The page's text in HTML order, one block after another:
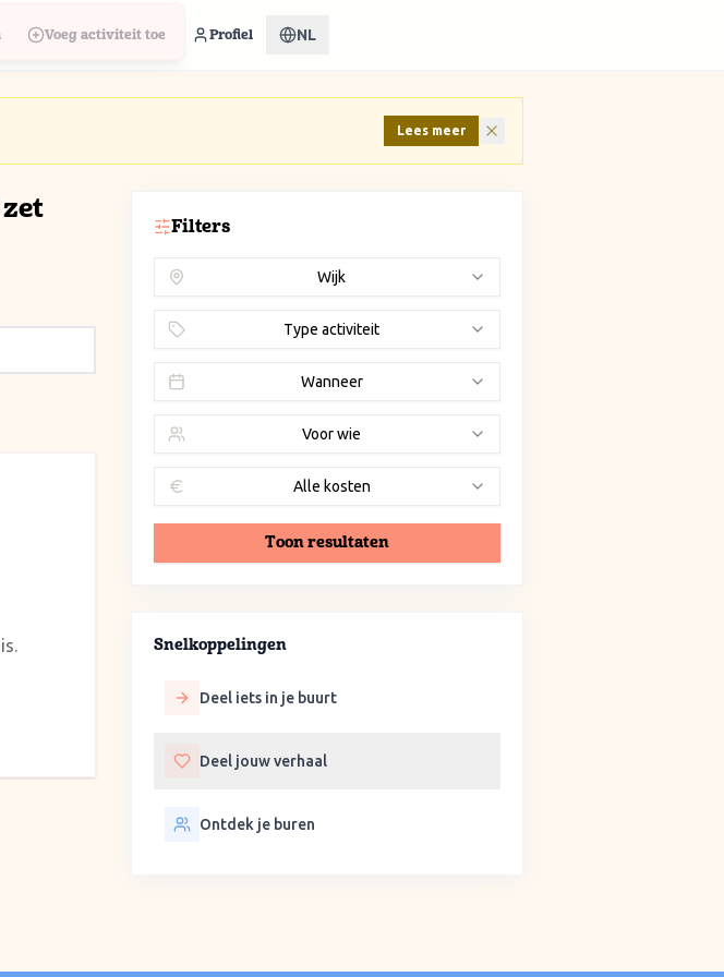
Voeg activiteit toe Profiel NL
Lees meer
Filters
Wijk
Type activiteit
Wanneer
Voor wie
Alle kosten
Toon resultaten
Snelkoppelingen
Deel iets in je buurt
Deel jouw verhaal
Ontdek je buren